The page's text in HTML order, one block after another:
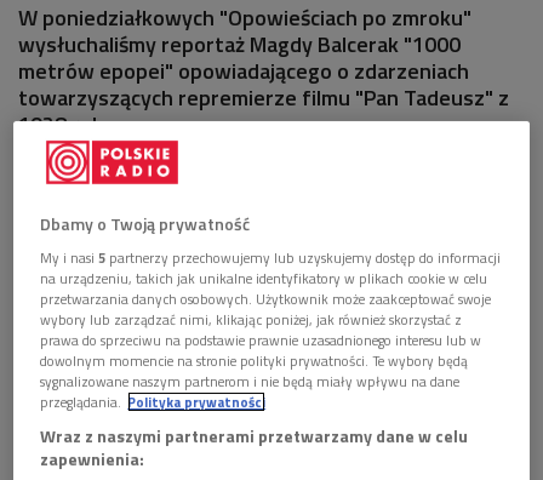
W poniedziałkowych "Opowieściach po zmroku"
wysłuchaliśmy reportaż Magdy Balcerak "1000
metrów epopei" opowiadającego o zdarzeniach
towarzyszących repremierze filmu "Pan Tadeusz" z
1928 roku.
AUDIO 1 plik
 57'40
"1000 metrów epopei" - reportaż Magdy Balcerak
(Opowieści p[o zmroku/Dwójka)
Dbamy o Twoją prywatność
My i nasi5 partnerzy przechowujemy lub uzyskujemy dostęp do informacji
na urządzeniu, takich jak unikalne identyfikatory w plikach cookie w celu
przetwarzania danych osobowych. Użytkownik może zaakceptować swoje
wybory lub zarządzać nimi, klikając poniżej, jak również skorzystać z
prawa do sprzeciwu na podstawie prawnie uzasadnionego interesu lub w
dowolnym momencie na stronie polityki prywatności. Te wybory będą
sygnalizowane naszym partnerom i nie będą miały wpływu na dane
przeglądania. Polityka prywatności
Wraz z naszymi partnerami przetwarzamy dane w celu
zapewnienia: